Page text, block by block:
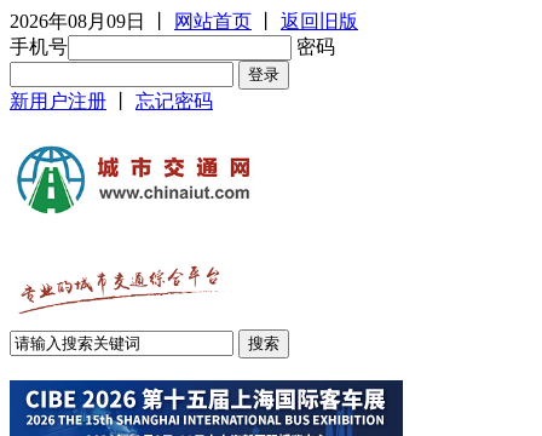
2026年08月09日 网站首页
返回旧版
手机号
密码
新用户注册 忘记密码